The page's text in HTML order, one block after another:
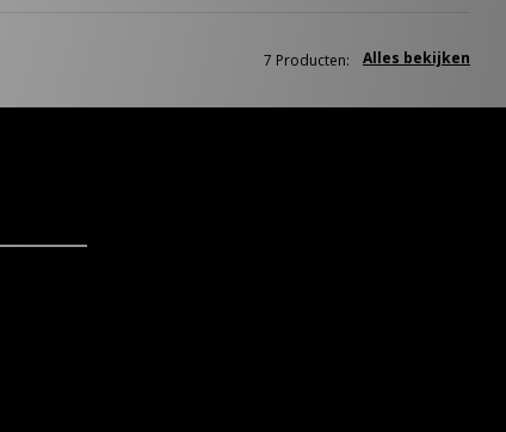
Alles bekijken
7 Producten: